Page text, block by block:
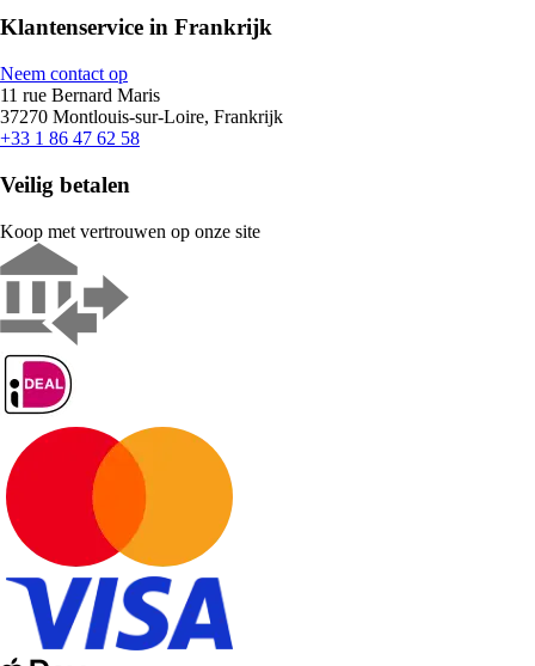
Klantenservice in Frankrijk
Neem contact op
11 rue Bernard Maris
37270 Montlouis-sur-Loire, Frankrijk
+33 1 86 47 62 58
Veilig betalen
Koop met vertrouwen op onze site